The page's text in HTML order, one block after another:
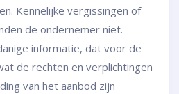
Kennelijke vergissingen of
de ondernemer niet.
informatie, dat voor de
de rechten en verplichtingen
van het aanbod zijn